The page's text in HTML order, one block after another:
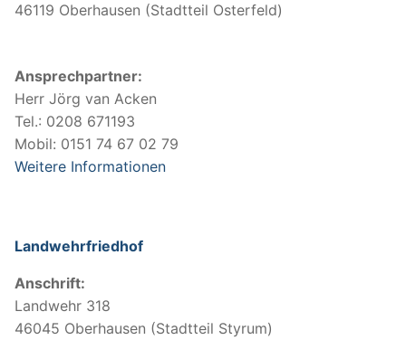
46119 Oberhausen (Stadtteil Osterfeld)
Ansprechpartner:
Herr Jörg van Acken
Tel.: 0208 671193
Mobil: 0151 74 67 02 79
Weitere Informationen
Landwehrfriedhof
Anschrift:
Landwehr 318
46045 Oberhausen (Stadtteil Styrum)